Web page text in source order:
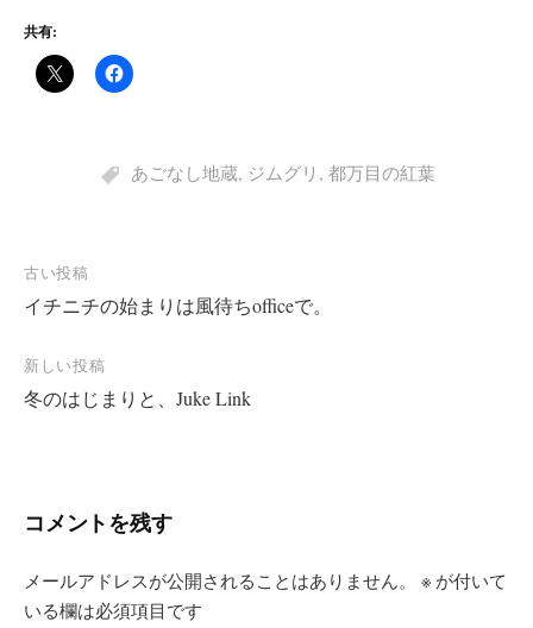
共有:
あごなし地蔵, ジムグリ , 都万目の紅葉
投
稿
ナ
ビ
ゲ
ョ
古い投稿
イチニチの始まりは風待ちofficeで。
新しい投稿
冬のはじまりと、Juke Link
コメントを残す
メールアドレスが公開されることはありません。 ※ が付いて
いる欄は必須項目です